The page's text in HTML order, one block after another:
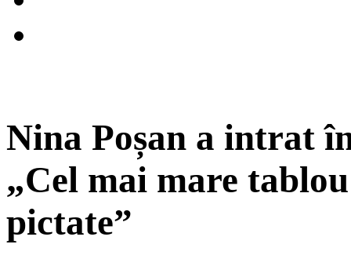
Nina Poșan a intrat
„Cel mai mare
pictate”